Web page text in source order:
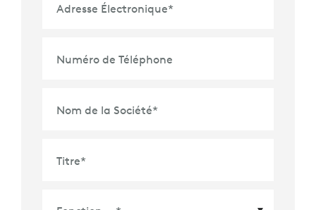
Adresse Électronique*
Numéro de Téléphone
Nom de la Société*
Titre*